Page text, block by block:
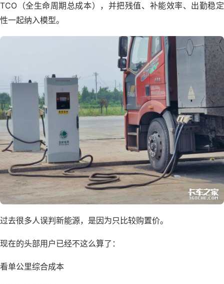
TCO（全生命周期总成本），并把残值、补能效率、出勤稳定
性一起纳入模型。
过去很多人误判新能源，是因为只比较购置价。
现在的头部用户已经不这么算了：
看单公里综合成本